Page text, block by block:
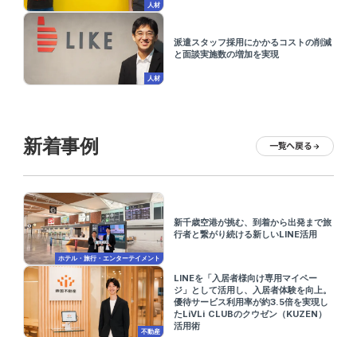
人材
人材
派遣スタッフ採用にかかるコストの削減
と面談実施数の増加を実現
新着事例 一覧へ戻る arrow_forward
ホテル・旅行・エンターテイメント
新千歳空港が挑む、到着から出発まで旅
行者と繋がり続ける新しいLINE活用
不動産
LINEを「入居者様向け専用マイペー
ジ」として活用し、入居者体験を向上。
優待サービス利用率が約3.5倍を実現し
たLiVLi CLUBのクウゼン（KUZEN）
活用術